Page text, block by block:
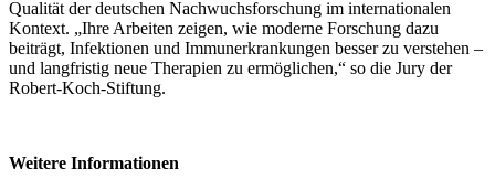
Qualität der deutschen Nachwuchsforschung im internationalen
Kontext. „Ihre Arbeiten zeigen, wie moderne Forschung dazu
beiträgt, Infektionen und Immunerkrankungen besser zu verstehen –
und langfristig neue Therapien zu ermöglichen,“ so die Jury der
Robert-Koch-Stiftung.
Weitere Informationen